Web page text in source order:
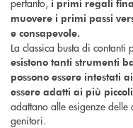
i primi regali
muovere i primi passi
e consapevole.
La classica busta di
esistono tanti strumenti
possono essere intestati
essere adatti ai più piccoli
adattano alle esigenze delle
genitori.